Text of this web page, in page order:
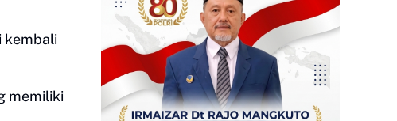
kembali
memiliki